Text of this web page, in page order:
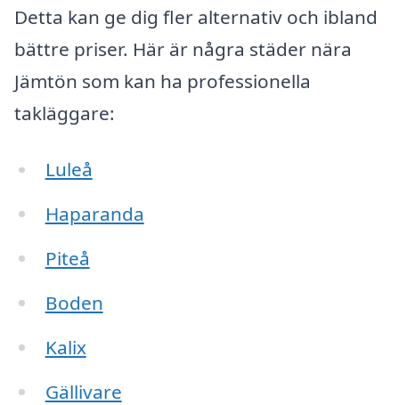
Detta kan ge dig fler alternativ och ibland
bättre priser. Här är några städer nära
Jämtön som kan ha professionella
takläggare:
Luleå
Haparanda
Piteå
Boden
Kalix
Gällivare